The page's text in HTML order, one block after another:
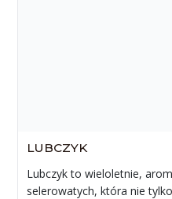
LUBCZYK
Lubczyk to wieloletnie,
selerowatych, która nie